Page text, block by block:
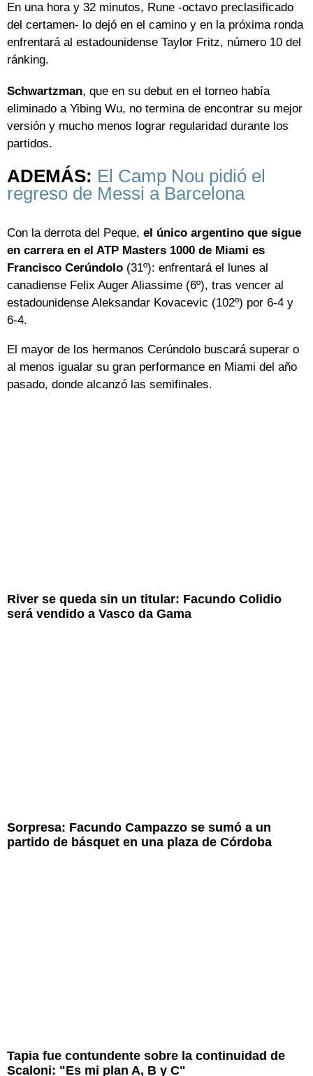
En una hora y 32 minutos, Rune -octavo preclasificado
del certamen- lo dejó en el camino y en la próxima ronda
enfrentará al estadounidense Taylor Fritz, número 10 del
ránking.
Schwartzman, que en su debut en el torneo había
eliminado a Yibing Wu, no termina de encontrar su mejor
versión y mucho menos lograr regularidad durante los
partidos.
ADEMÁS: El Camp Nou pidió el
regreso de Messi a Barcelona
Con la derrota del Peque, el único argentino que sigue
en carrera en el ATP Masters 1000 de Miami es
Francisco Cerúndolo (31º): enfrentará el lunes al
canadiense Felix Auger Aliassime (6º), tras vencer al
estadounidense Aleksandar Kovacevic (102º) por 6-4 y
6-4.
El mayor de los hermanos Cerúndolo buscará superar o
al menos igualar su gran performance en Miami del año
pasado, donde alcanzó las semifinales.
River se queda sin un titular: Facundo Colidio
será vendido a Vasco da Gama
Sorpresa: Facundo Campazzo se sumó a un
partido de básquet en una plaza de Córdoba
Tapia fue contundente sobre la continuidad de
Scaloni: "Es mi plan A, B y C"